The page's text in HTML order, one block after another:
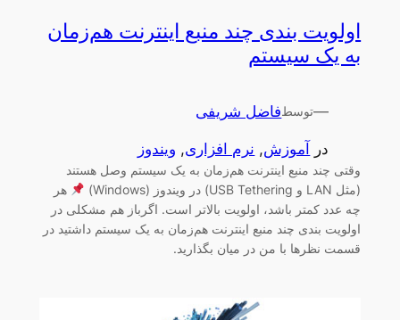
اولویت بندی چند منبع اینترنت هم‌زمان
به یک سیستم
—توسطفاضل شریفی
در آموزش, نرم افزاری, ویندوز
وقتی چند منبع اینترنت هم‌زمان به یک سیستم وصل هستند
(مثل LAN و USB Tethering) در ویندوز (Windows)
هر
چه عدد کمتر باشد، اولویت بالاتر است. اگرباز هم مشکلی در
اولویت بندی چند منبع اینترنت هم‌زمان به یک سیستم داشتید در
قسمت نظرها با من در میان بگذارید.